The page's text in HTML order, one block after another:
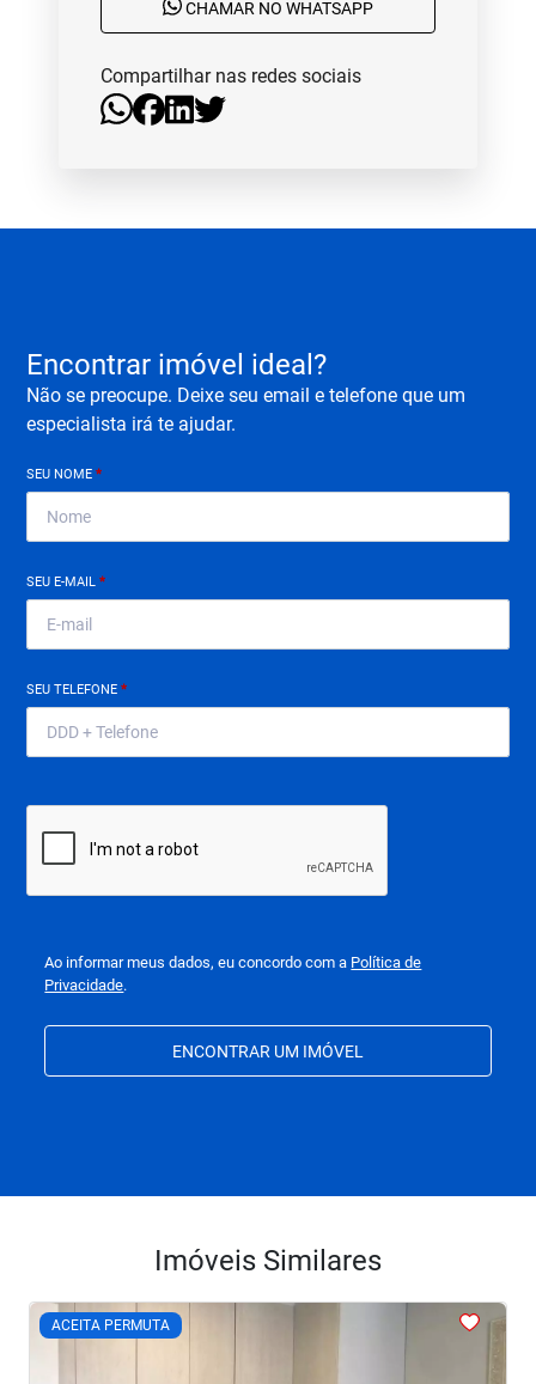
CHAMAR NO WHATSAPP
Compartilhar nas redes sociais
Encontrar imóvel ideal?
Não se preocupe. Deixe seu email e telefone que um
especialista irá te ajudar.
SEU NOME*
SEU E-MAIL*
SEU TELEFONE*
Ao informar meus dados, eu concordo com a Política de
Privacidade.
ENCONTRAR UM IMÓVEL
Imóveis Similares
ACEITA PERMUTA
<<<<